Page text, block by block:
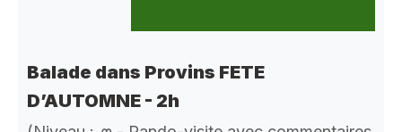
Balade dans Provins FETE
D’AUTOMNE - 2h